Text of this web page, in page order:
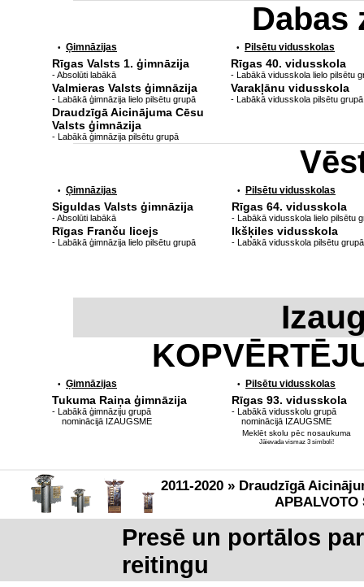
• Ģimnāzijas
Rīgas Valsts 1. ģimnāzija
- Absolūti labākā
Valmieras Valsts ģimnāzija
- Labākā ģimnāzija lielo pilsētu grupā
Draudzīgā Aicinājuma Cēsu
Valsts ģimnāzija
- Labākā ģimnāzija pilsētu grupā
• Pilsētu vidusskolas
Rīgas 40. vidusskola
- Labākā vidusskola lielo pilsētu
Varakļānu vidusskola
- Labākā vidusskola pilsētu grupā
• Ģimnāzijas
Siguldas Valsts ģimnāzija
- Absolūti labākā
Rīgas Franču licejs
- Labākā ģimnāzija lielo pilsētu grupā
• Pilsētu vidusskolas
Rīgas 64. vidusskola
- Labākā vidusskola lielo pilsētu
Ikšķiles vidusskola
- Labākā vidusskola pilsētu grupā
• Ģimnāzijas
Tukuma Raiņa ģimnāzija
- Labākā ģimnāziju grupā
nominācijā IZAUGSME
• Pilsētu vidusskolas
Rīgas 93. vidusskola
- Labākā vidusskolu grupā
nominācijā IZAUGSME
Meklēt skolu pēc nosaukuma
Jāievada vismaz 3 simboli!
2011-2020 » Draudzīgā
APBALVOTO
Presē un portālos
reitingu